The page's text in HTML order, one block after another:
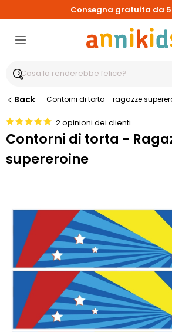
Consegna gratuita da
Back Contorni di torta - ragazze
2 opinioni dei clienti
Contorni di torta -
supereroine